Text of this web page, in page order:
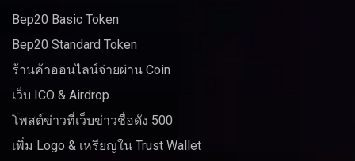
Bep20 Basic Token
Bep20 Standard Token
ร้านค้าออนไลน์จ่ายผ่าน Coin
เว็บ ICO & Airdrop
โพสต์ข่าวที่เว็บข่าวชื่อดัง 500
เพิ่ม Logo & เหรียญใน Trust Wallet